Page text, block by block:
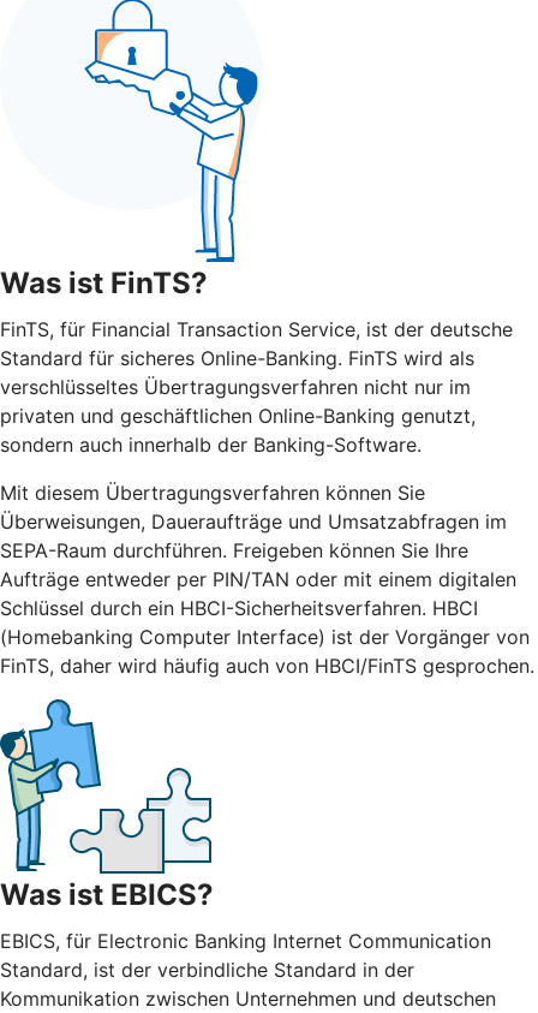
Was ist FinTS?
FinTS, für Financial Transaction Service, ist der deutsche
Standard für sicheres Online-Banking. FinTS wird als
verschlüsseltes Übertragungsverfahren nicht nur im
privaten und geschäftlichen Online-Banking genutzt,
sondern auch innerhalb der Banking-Software.
Mit diesem Übertragungsverfahren können Sie
Überweisungen, Daueraufträge und Umsatzabfragen im
SEPA-Raum durchführen. Freigeben können Sie Ihre
Aufträge entweder per PIN/TAN oder mit einem digitalen
Schlüssel durch ein HBCI-Sicherheitsverfahren. HBCI
(Homebanking Computer Interface) ist der Vorgänger von
FinTS, daher wird häufig auch von HBCI/FinTS gesprochen.
Was ist EBICS?
EBICS, für Electronic Banking Internet Communication
Standard, ist der verbindliche Standard in der
Kommunikation zwischen Unternehmen und deutschen